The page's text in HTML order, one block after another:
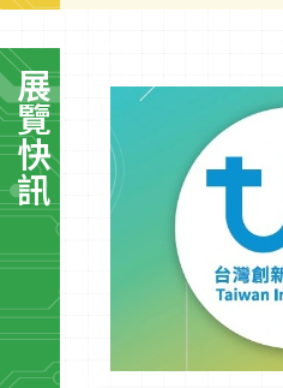
展覽快訊